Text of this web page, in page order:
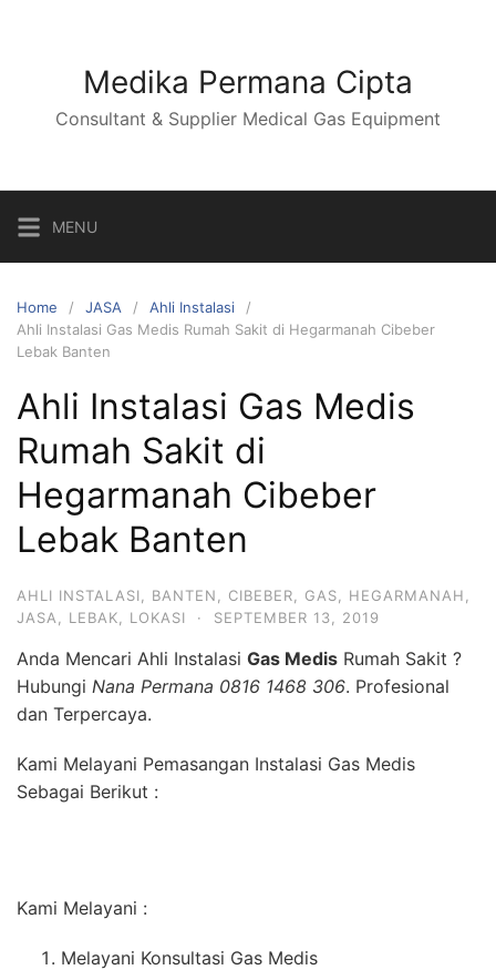
Medika Permana Cipta
Consultant & Supplier Medical Gas Equipment
MENU
Home JASA
Ahli Instalasi
Ahli Instalasi Gas Medis Rumah Sakit di Hegarmanah Cibeber
Lebak Banten
Ahli Instalasi Gas Medis
Rumah Sakit di
Hegarmanah Cibeber
Lebak Banten
AHLI INSTALASI BANTEN CIBEBER GAS HEGARMANAH
JASA
LEBAK LOKASI · SEPTEMBER 13, 2019
Anda Mencari Ahli Instalasi Gas Medis Rumah Sakit ?
Hubungi Nana Permana 0816 1468 306. Profesional
dan Terpercaya.
Kami Melayani Pemasangan Instalasi Gas Medis
Sebagai Berikut :
Kami Melayani :
Melayani Konsultasi Gas Medis